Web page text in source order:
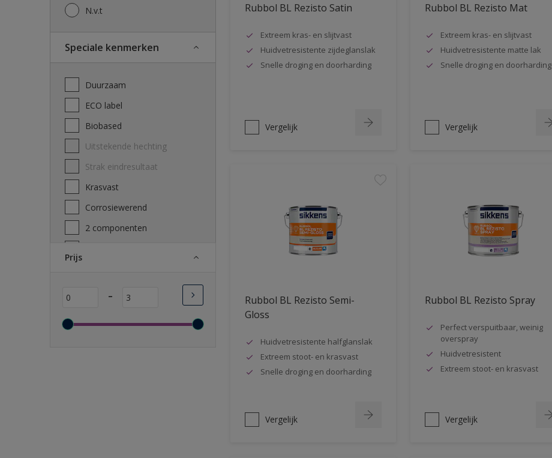
N.v.t
Speciale kenmerken
Duurzaam
ECO label
Biobased
Uitstekende hechting
Strak eindresultaat
Krasvast
Corrosiewerend
2 componenten
Wasbaar
Sneldrogend
Prijs
-
Rubbol BL Rezisto Satin
Extreem kras- en slijtvast
Huidvetresistente zijdeglanslak
Snelle droging en doorharding
Vergelijk
Rubbol BL Rezisto Mat
Extreem kras- en slijtvast
Huidvetresistente matte lak
Snelle droging en doorharding
Vergelijk
Rubbol BL Rezisto Semi-
Gloss
Huidvetresistente halfglanslak
Extreem stoot- en krasvast
Snelle droging en doorharding
Vergelijk
Rubbol BL Rezisto Spray
Perfect verspuitbaar, weinig
overspray
Huidvetresistent
Extreem stoot- en krasvast
Vergelijk